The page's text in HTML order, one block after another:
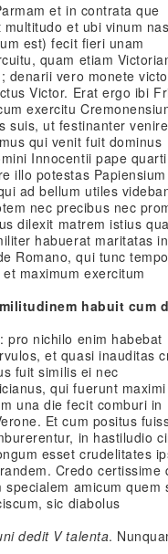
et in contrata que
et ubi vinum
est) fecit fieri unam
quam etiam
denarii vero monete
Victor. Erat ergo ibi
exercitu
suis, ut festinanter
qui venit fuit dominus
Innocentii pape quarti
illo potestas
ad bellum utiles
nec precibus nec
dilexit matrem istius
habuerat maritatas in
Romano, qui tunc
maximum exercitum
habuit cum
pro nichilo enim habebat
et quasi inauditas
fuit similis ei nec
qui fuerunt
una die fecit comburi in
Et cum positus
in hastiludio
esset crudelitates
Credo certissime
amicum quem
sic diabolus
dedit V talenta.